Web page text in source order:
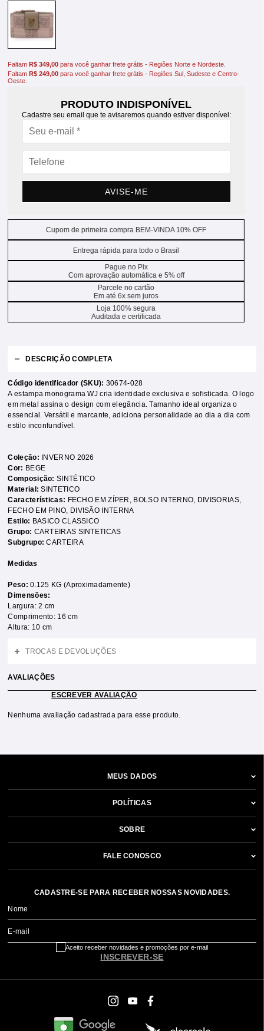
FaltamR$ 349,00 para você ganhar frete grátis - Regiões Norte e Nordeste.
FaltamR$ 249,00 para você ganhar frete grátis - Regiões Sul, Sudeste e Centro-
Oeste.
PRODUTO INDISPONÍVEL
Cadastre seu email que te avisaremos quando estiver disponível:
AVISE-ME
Cupom de primeira compra BEM-VINDA 10% OFF
Entrega rápida para todo o Brasil
Pague no Pix
Com aprovação automática e 5% off
Parcele no cartão
Em até 6x sem juros
Loja 100% segura
Auditada e certificada
DESCRIÇÃO COMPLETA
Código identificador (SKU): 30674-028
A estampa monograma WJ cria identidade exclusiva e sofisticada. O logo
em metal assina o design com elegância. Tamanho ideal organiza o
essencial. Versátil e marcante, adiciona personalidade ao dia a dia com
estilo inconfundível.
Coleção:
INVERNO 2026
Cor: BEGE
Composição:SINTÉTICO
Material:SINTETICO
Características: FECHO EM ZÍPER , BOLSO INTERNO, DIVISORIAS,
FECHO EM PINO, DIVISÃO INTERNA
Estilo: BASICO CLASSICO
Grupo: CARTEIRAS SINTETICAS
Subgrupo:CARTEIRA
Medidas
Peso:0.125 KG (Aproximadamente)
Dimensões:
Largura: 2 cm
Comprimento: 16 cm
Altura: 10 cm
TROCAS E DEVOLUÇÕES
AVALIAÇÕES
ESCREVER AVALIAÇÃO
Nenhuma avaliação cadastrada para esse produto.
MEUS DADOS
POLÍTICAS
SOBRE
FALE CONOSCO
CADASTRE-SE PARA RECEBER NOSSAS NOVIDADES.
Nome
E-mail
INSCREVER-SE
Aceito receber novidades e promoções por e-mail